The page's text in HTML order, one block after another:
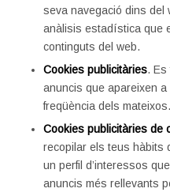
seva navegació dins del
anàlisis estadística que
continguts del web.
Cookies publicitàries. Es
anuncis que apareixen
freqüència dels mateixos.
Cookies publicitàries de
recopilar els teus hàbits
un perfil d’interessos
anuncis més rellevants